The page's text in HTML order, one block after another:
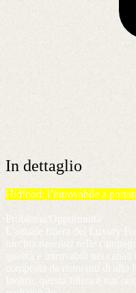
In dettaglio
Hidfood: l’introvabile a
Problema/Opportunità
L’attuale filiera del Luxury
nicchia nascosti nelle
qualità e introvabili nei
composta da ristoranti di alto
Inoltre, questa filiera è